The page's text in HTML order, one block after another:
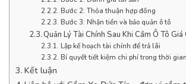
Bước 2: Thỏa thuận hợp đồng
Bước 3: Nhận tiền và bảo quản ô tô
Quản Lý Tài Chính Sau Khi Cầm Ô Tô Giá
Lập kế hoạch tài chính để trả lãi
Bí quyết tiết kiệm chi phí trong thời
Kết luận